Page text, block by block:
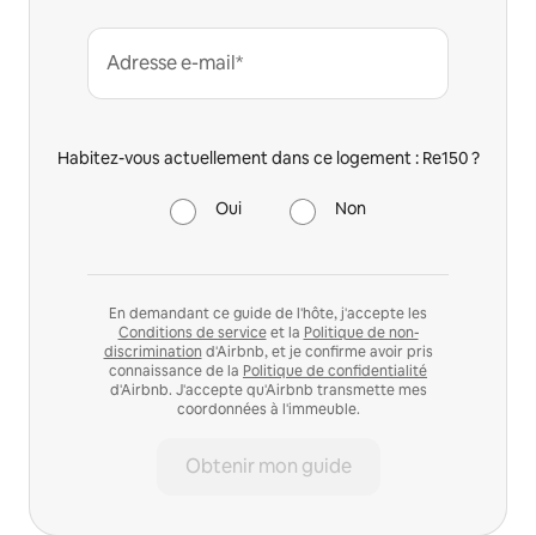
Adresse e-mail*
Habitez-vous actuellement dans ce logement : Re150 ?
Oui Non
En demandant ce guide de l'hôte, j'accepte les
Conditions de serviceet la Politique de non-
discrimination d'Airbnb, et je confirme avoir pris
connaissance de la Politique de confidentialité
d'Airbnb. J'accepte qu'Airbnb transmette mes
coordonnées à l'immeuble.
Obtenir mon guide